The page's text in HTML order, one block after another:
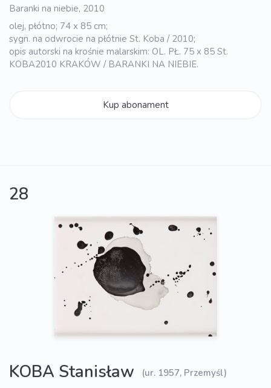
Baranki na niebie, 2010
olej, płótno; 74 x 85 cm;
sygn. na odwrocie na płótnie St. Koba / 2010;
opis autorski na krośnie malarskim: OL. PŁ. 75 x 85 St.
KOBA2010 KRAKÓW / BARANKI NA NIEBIE.
Kup abonament
28
KOBA Stanisław (ur. 1957, Przemyśl)